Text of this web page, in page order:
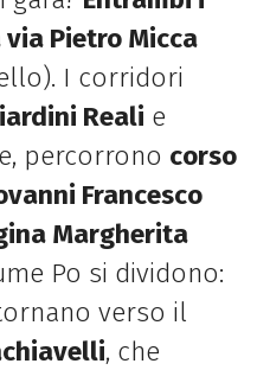
Pietro Micca
I corridori
Reali e
percorrono corso
Francesco
Margherita
Po si dividono:
verso il
, che